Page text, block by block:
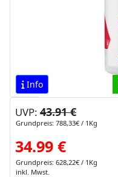
Info
UVP: 43.91 €
Grundpreis: 788,33€ / 1Kg
34.99 €
Grundpreis: 628,22€ / 1Kg
inkl. Mwst.